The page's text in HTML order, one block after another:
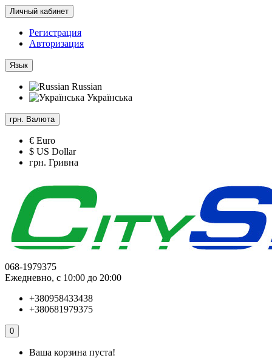
Личный кабинет
Регистрация
Авторизация
Язык
Russian
Українська
грн. Валюта
€ Euro
$ US Dollar
грн. Гривна
068-1979375
Ежедневно, с 10:00 до 20:00
+380958433438
+380681979375
0
Ваша корзина пуста!